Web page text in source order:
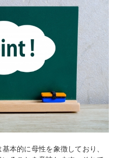
本的に母性を象徴しており、